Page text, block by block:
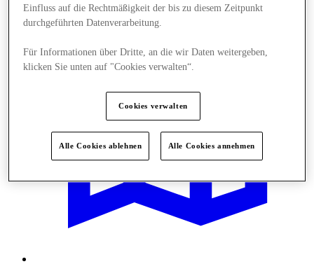
Einfluss auf die Rechtmäßigkeit der bis zu diesem Zeitpunkt
durchgeführten Datenverarbeitung.
Für Informationen über Dritte, an die wir Daten weitergeben,
klicken Sie unten auf "Cookies verwalten“.
Cookies verwalten
Alle Cookies ablehnen Alle Cookies annehmen